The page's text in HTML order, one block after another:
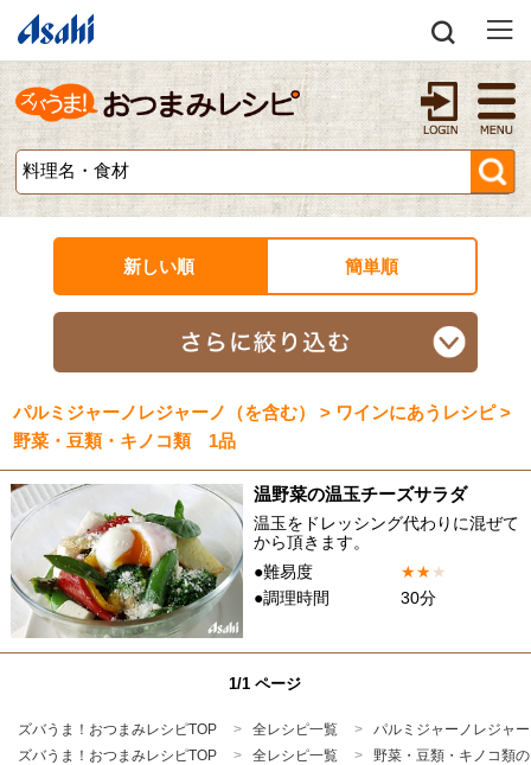
新しい順 簡単順
パルミジャーノレジャーノ（を含む） > ワインにあうレシピ >
野菜・豆類・キノコ類 1品
温野菜の温玉チーズサラダ
温玉をドレッシング代わりに混ぜて
から頂きます。
●難易度
★★★
●調理時間
30分
1/1 ページ
ズバうま！おつまみレシピTOP 全レシピ一覧
パルミジャーノレジャ
ズバうま！おつまみレシピTOP
全レシピ一覧 野菜・豆類・キノコ類